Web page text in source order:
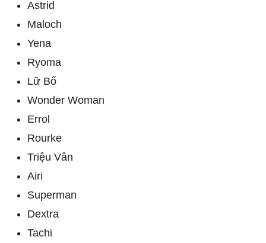
Astrid
Maloch
Yena
Ryoma
Lữ Bố
Wonder Woman
Errol
Rourke
Triệu Vân
Airi
Superman
Dextra
Tachi